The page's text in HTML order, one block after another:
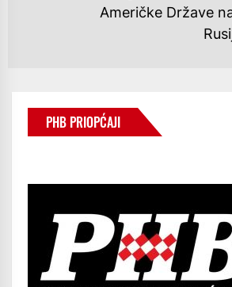
Američke Države
PHB PRIOPĆAJI